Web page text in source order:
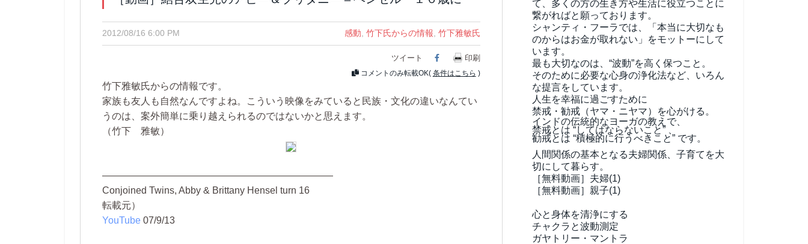
2012/08/16 6:00 PM 感動 竹下氏からの情報 竹下雅敏氏
ツイート Facebook
印刷
コメントのみ転載OK( 条件はこちら )
竹下雅敏氏からの情報です。
家族も友人も自然なんですよね。こういう映像をみていると民族・文化の違いなんてい
うのは、案外簡単に乗り越えられるのではないかと思えます。
（竹下 雅敏）
————————————————————————
Conjoined Twins, Abby & Brittany Hensel turn 16
転載元）
YouTube 07/9/13
て、 多くの方の生き方や生活に役立つことに
繋がればと願っております。
シャンティ・フーラでは、「本当に大切なも
のからはお金が取れない」をモットーにして
います。
最も大切なのは、“波動”を高く保つこと。
そのために必要な心身の浄化法など、いろん
な提言をしています。
人生を幸福に過ごすために
禁戒・勧戒（ヤマ・ニヤマ）を心がける。
インドの伝統的なヨーガの教えで、
禁戒とは “してはならないこと” 、
勧戒とは “積極的に行うべきこと” です。
人間関係の基本となる夫婦関係、子育てを大
切にして暮らす。
［無料動画］夫婦(1)
［無料動画］親子(1)
心と身体を清浄にする
チャクラと波動測定
ガヤトリー・マントラ